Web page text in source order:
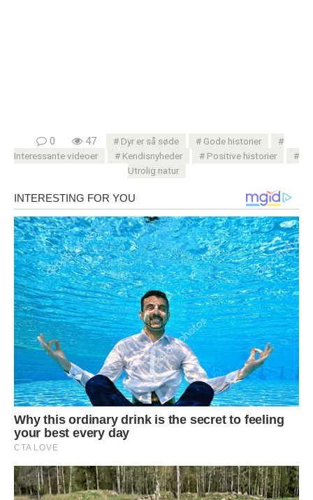
0 47 Dyr er så søde
Gode ​​historier
Interessante videoer
Kendisnyheder
Positive historier
Utrolig natur